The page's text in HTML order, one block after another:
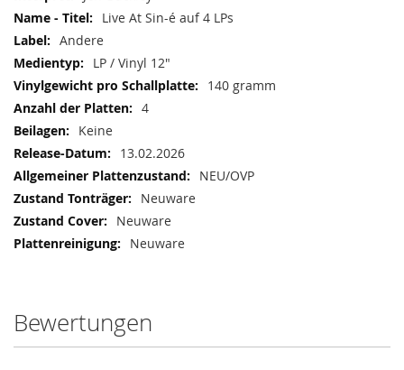
Live At Sin-é auf 4 LPs
Andere
LP / Vinyl 12"
140 gramm
4
Keine
13.02.2026
NEU/OVP
Neuware
Neuware
Neuware
Bewertungen